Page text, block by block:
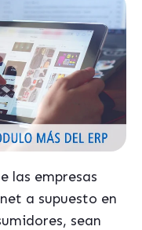
las empresas
a supuesto en
sean